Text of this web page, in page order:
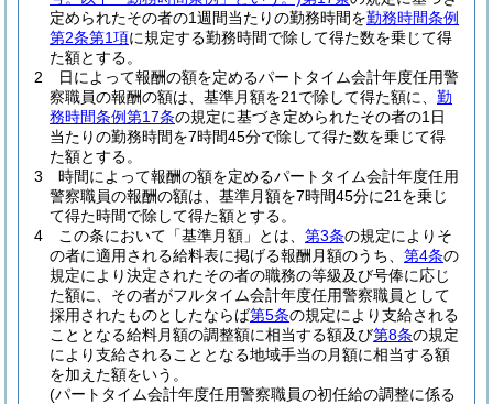
定められたその者の1週間当たりの勤務時間を勤務時間条例
第2条第1項に規定する勤務時間で除して得た数を乗じて得
た額とする。
2
日によって報酬の額を定めるパートタイム会計年度任用警
察職員の報酬の額は、基準月額を21で除して得た額に、 勤
務時間条例第17条の規定に基づき定められたその者の1日
当たりの勤務時間を7時間45分で除して得た数を乗じて得
た額とする。
3
時間によって報酬の額を定めるパートタイム会計年度任用
警察職員の報酬の額は、基準月額を7時間45分に21を乗じ
て得た時間で除して得た額とする。
4
この条において「基準月額」とは、 第3条の規定によりそ
の者に適用される給料表に掲げる報酬月額のうち、 第4条の
規定により決定されたその者の職務の等級及び号俸に応じ
た額に、その者がフルタイム会計年度任用警察職員として
採用されたものとしたならば第5条の規定により支給される
こととなる給料月額の調整額に相当する額及び第8条の規定
により支給されることとなる地域手当の月額に相当する額
を加えた額をいう。
(パートタイム会計年度任用警察職員の初任給の調整に係る